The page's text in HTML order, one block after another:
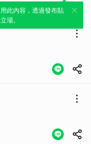
此內容，透過發布貼
場。